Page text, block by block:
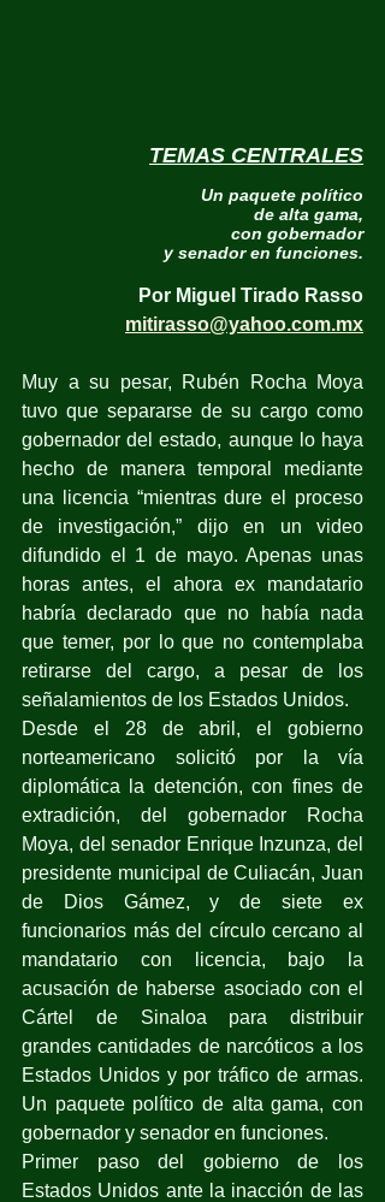
TEMAS CENTRALES
Un paquete político
de alta gama,
con gobernador
y senador en funciones.
Por Miguel Tirado Rasso
mitirasso@yahoo.com.mx
Muy a su pesar, Rubén Rocha Moya
tuvo que separarse de su cargo como
gobernador del estado, aunque lo haya
hecho de manera temporal mediante
una licencia “mientras dure el proceso
de investigación,” dijo en un video
difundido el 1 de mayo. Apenas unas
horas antes, el ahora ex mandatario
habría declarado que no había nada
que temer, por lo que no contemplaba
retirarse del cargo, a pesar de los
señalamientos de los Estados Unidos.
Desde el 28 de abril, el gobierno
norteamericano solicitó por la vía
diplomática la detención, con fines de
extradición, del gobernador Rocha
Moya, del senador Enrique Inzunza, del
presidente municipal de Culiacán, Juan
de Dios Gámez, y de siete ex
funcionarios más del círculo cercano al
mandatario con licencia, bajo la
acusación de haberse asociado con el
Cártel de Sinaloa para distribuir
grandes cantidades de narcóticos a los
Estados Unidos y por tráfico de armas.
Un paquete político de alta gama, con
gobernador y senador en funciones.
Primer paso del gobierno de los
Estados Unidos ante la inacción de las